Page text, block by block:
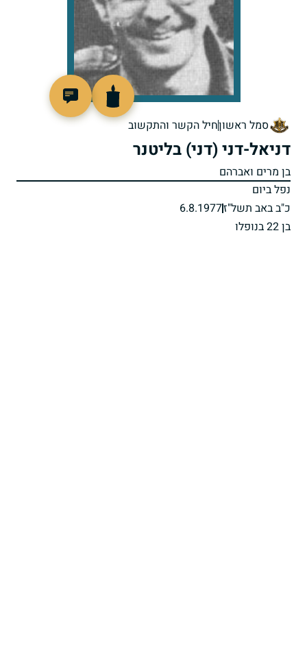
סמל ראשוןחיל הקשר והתקשוב
דניאל-דני (דני) בליטנר
בן מרים ואברהם
נפל ביום
כ"ב באב תשל"ז6.8.1977
בן 22 בנופלו